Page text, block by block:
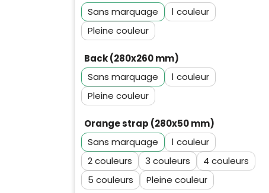
Sans marquage
1
Pleine couleur
Back (280x260 mm)
Sans marquage
1
Pleine couleur
Orange strap (280x50 mm)
Sans marquage
1
2
3
4
5
Pleine couleur